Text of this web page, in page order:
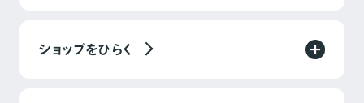
ショップをひらく